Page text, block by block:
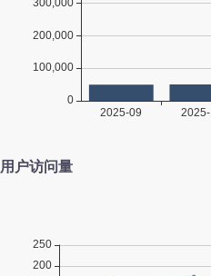
用户访问量